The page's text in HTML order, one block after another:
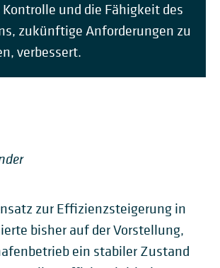
und die Fähigkeit des
zukünftige Anforderungen zu
verbessert.
zur Effizienzsteigerung in
bisher auf der Vorstellung,
ein stabiler Zustand